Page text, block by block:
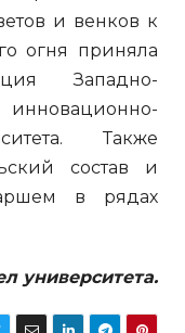
и венков к
огня приняла
Западно-
Также
состав и
в рядах
университета.